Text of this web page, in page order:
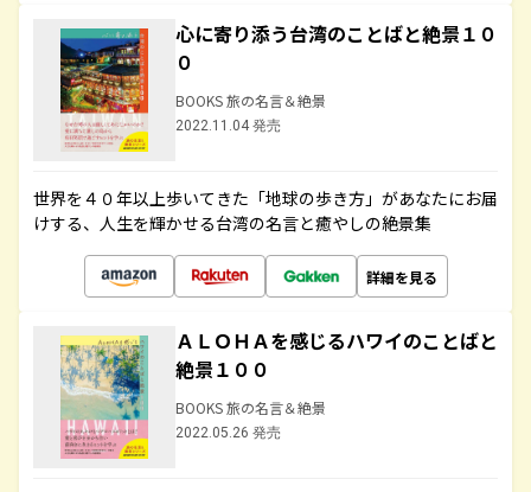
心に寄り添う台湾のことばと絶景１０
０
BOOKS 旅の名言＆絶景
2022.11.04 発売
世界を４０年以上歩いてきた「地球の歩き方」があなたにお届
けする、人生を輝かせる台湾の名言と癒やしの絶景集
詳細を見る
ＡＬＯＨＡを感じるハワイのことばと
絶景１００
BOOKS 旅の名言＆絶景
2022.05.26 発売